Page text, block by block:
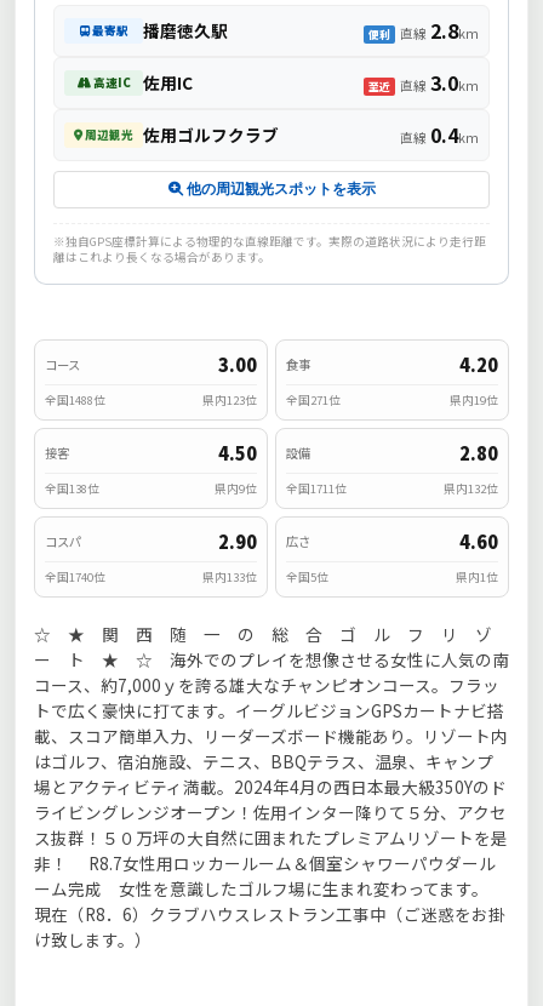
最寄駅 播磨徳久駅 便利 直線 2.8km
高速IC 佐用IC 至近 直線 3.0km
周辺観光 佐用ゴルフクラブ 直線 0.4km
他の周辺観光スポットを表示
※独自GPS座標計算による物理的な直線距離です。実際の道路状況により走行距
離はこれより長くなる場合があります。
コース 3.00
全国1488位 県内123位
食事 4.20
全国271位 県内19位
接客 4.50
全国138位 県内9位
設備 2.80
全国1711位 県内132位
コスパ 2.90
全国1740位 県内133位
広さ 4.60
全国5位 県内1位
☆ ★ 関 西 随 一 の 総 合 ゴ ル フ リ ゾ
ー ト ★ ☆ 海外でのプレイを想像させる女性に人気の南
コース、約7,000ｙを誇る雄大なチャンピオンコース。フラッ
トで広く豪快に打てます。イーグルビジョンGPSカートナビ搭
載、スコア簡単入力、リーダーズボード機能あり。リゾート内
はゴルフ、宿泊施設、テニス、BBQテラス、温泉、キャンプ
場とアクティビティ満載。2024年4月の西日本最大級350Yのド
ライビングレンジオープン！佐用インター降りて５分、アクセ
ス抜群！５０万坪の大自然に囲まれたプレミアムリゾートを是
非！ R8.7女性用ロッカールーム＆個室シャワーパウダール
ーム完成 女性を意識したゴルフ場に生まれ変わってます。
現在（R8．6）クラブハウスレストラン工事中（ご迷惑をお掛
け致します。）